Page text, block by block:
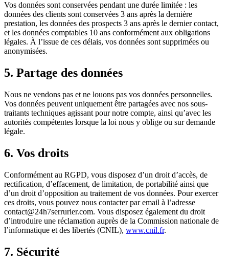
Vos données sont conservées pendant une durée limitée : les
données des clients sont conservées 3 ans après la dernière
prestation, les données des prospects 3 ans après le dernier contact,
et les données comptables 10 ans conformément aux obligations
légales. À l’issue de ces délais, vos données sont supprimées ou
anonymisées.
5. Partage des données
Nous ne vendons pas et ne louons pas vos données personnelles.
Vos données peuvent uniquement être partagées avec nos sous-
traitants techniques agissant pour notre compte, ainsi qu’avec les
autorités compétentes lorsque la loi nous y oblige ou sur demande
légale.
6. Vos droits
Conformément au RGPD, vous disposez d’un droit d’accès, de
rectification, d’effacement, de limitation, de portabilité ainsi que
d’un droit d’opposition au traitement de vos données. Pour exercer
ces droits, vous pouvez nous contacter par email à l’adresse
contact@24h7serrurier.com. Vous disposez également du droit
d’introduire une réclamation auprès de la Commission nationale de
l’informatique et des libertés (CNIL), www.cnil.fr.
7. Sécurité